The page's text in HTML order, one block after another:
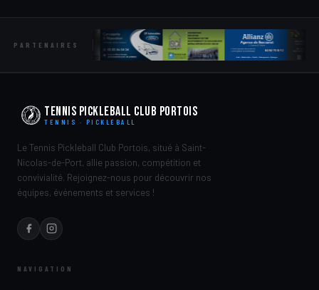
PARTENAIRES
Tennis Pickleball Club Portois
TENNIS · PICKLEBALL
Le Tennis Pickleball Club Portois, situé à Saint-
Nicolas-de-Port, allie passion, compétition et
convivialité. Rejoignez-nous pour découvrir nos
équipes, événements et services !
NAVIGATION